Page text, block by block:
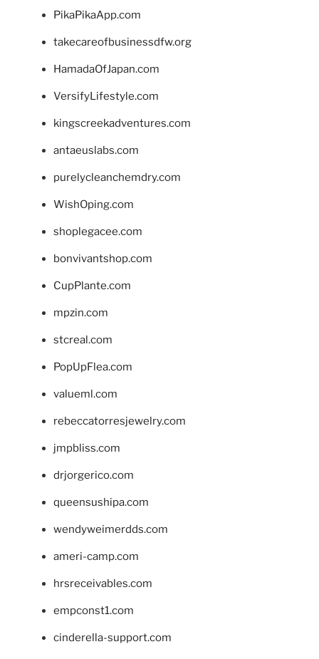
PikaPikaApp.com
takecareofbusinessdfw.org
HamadaOfJapan.com
VersifyLifestyle.com
kingscreekadventures.com
antaeuslabs.com
purelycleanchemdry.com
WishOping.com
shoplegacee.com
bonvivantshop.com
CupPlante.com
mpzin.com
stcreal.com
PopUpFlea.com
valueml.com
rebeccatorresjewelry.com
jmpbliss.com
drjorgerico.com
queensushipa.com
wendyweimerdds.com
ameri-camp.com
hrsreceivables.com
empconst1.com
cinderella-support.com